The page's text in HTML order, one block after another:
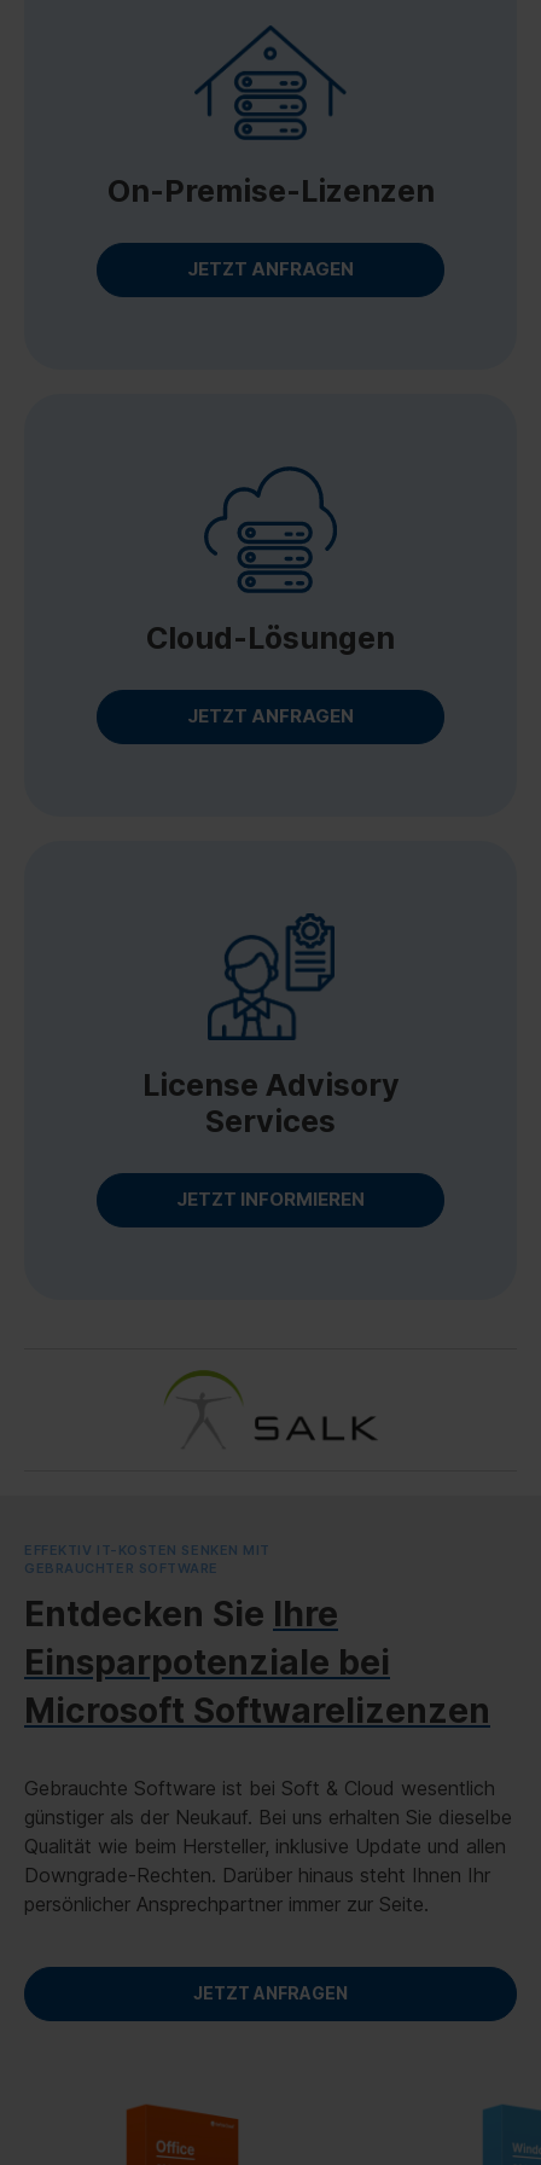
On-Premise-Lizenzen
JETZT ANFRAGEN
Cloud-Lösungen
JETZT ANFRAGEN
License Advisory
Services
JETZT INFORMIEREN
Entdecken Sie Ihre
Einsparpotenziale bei
Microsoft Softwarelizenzen
EFFEKTIV IT-KOSTEN SENKEN MIT
GEBRAUCHTER SOFTWARE
Gebrauchte Software ist bei Soft & Cloud wesentlich
günstiger als der Neukauf. Bei uns erhalten Sie dieselbe
Qualität wie beim Hersteller, inklusive Update und allen
Downgrade-Rechten. Darüber hinaus steht Ihnen Ihr
persönlicher Ansprechpartner immer zur Seite.
JETZT ANFRAGEN